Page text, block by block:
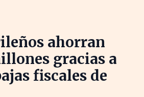
ahorran
gracias a
fiscales de